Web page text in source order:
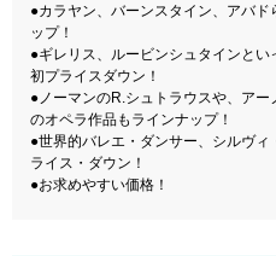
●カラヤン、バーンスタイン、アバ
ップ！
●ギレリス、ルービンシュタインと
初プライスダウン！
●ノーマンのR.シュトラウスや、ア
のオペラ作品もラインナップ！
●世界的バレエ・ダンサー、シルヴ
ライス・ダウン！
●お求めやすい価格！